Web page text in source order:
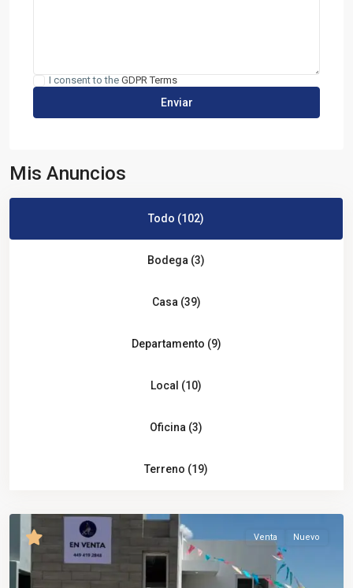
I consent to the GDPR Terms
Mis Anuncios
Todo (102)
Bodega (3)
Casa (39)
Departamento (9)
Local (10)
Oficina (3)
Terreno (19)
Venta Nuevo